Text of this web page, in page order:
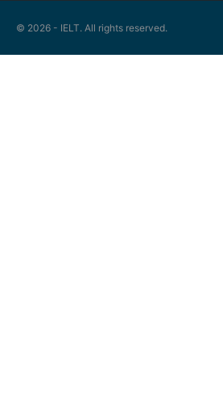
© 2026 - IELT. All rights reserved.